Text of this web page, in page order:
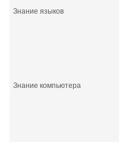
Знание языков
Знание компьютера